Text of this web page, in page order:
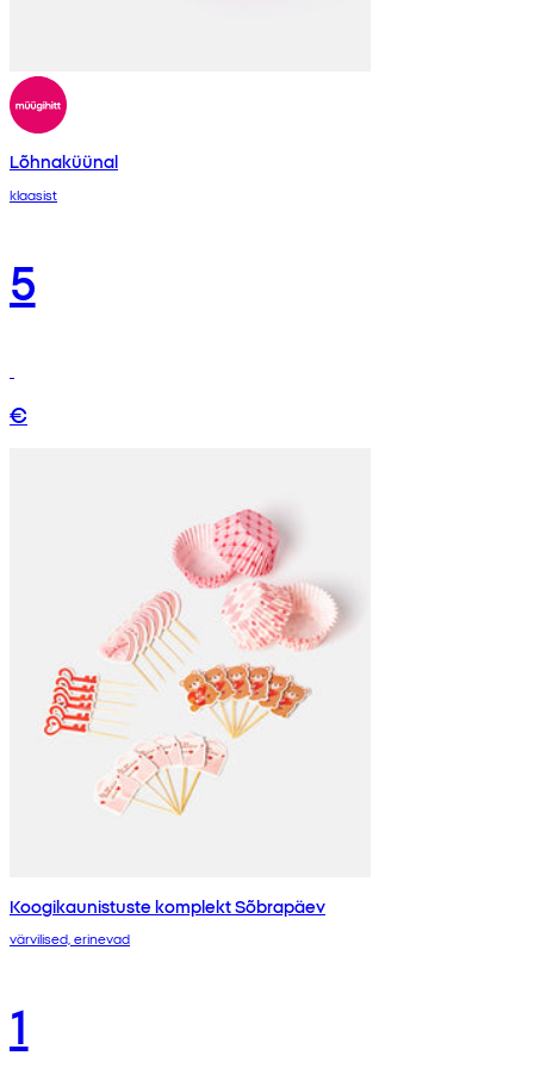
Lõhnaküünal
klaasist
5
€
Koogikaunistuste komplekt Sõbrapäev
värvilised, erinevad
1